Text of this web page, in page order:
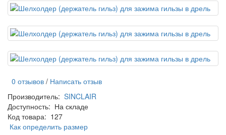
0 отзывов / Написать отзыв
Производитель: SINCLAIR
Доступность: На складе
Код товара: 127
Как определить размер